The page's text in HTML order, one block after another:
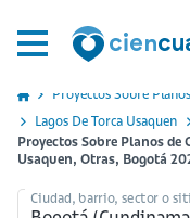
Proyectos Sobre Planos
Lagos De Torca Usaquen
Proyectos Sobre Planos de
Usaquen, Otras, Bogotá
Ciudad, barrio, sector o